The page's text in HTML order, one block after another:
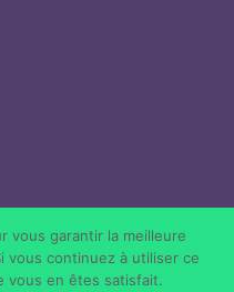
vous garantir la meilleure
vous continuez à utiliser ce
vous en êtes satisfait.